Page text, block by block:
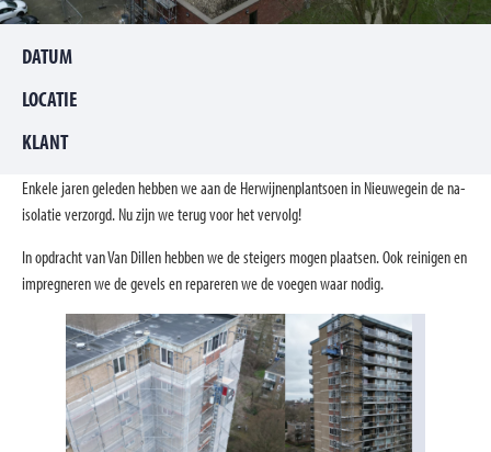
DATUM
LOCATIE
KLANT
Enkele jaren geleden hebben we aan de Herwijnenplantsoen in Nieuwegein de na-
isolatie verzorgd. Nu zijn we terug voor het vervolg!
In opdracht van Van Dillen hebben we de steigers mogen plaatsen. Ook reinigen en
impregneren we de gevels en repareren we de voegen waar nodig.